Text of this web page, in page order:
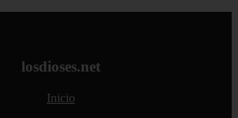
losdioses.net
Inicio